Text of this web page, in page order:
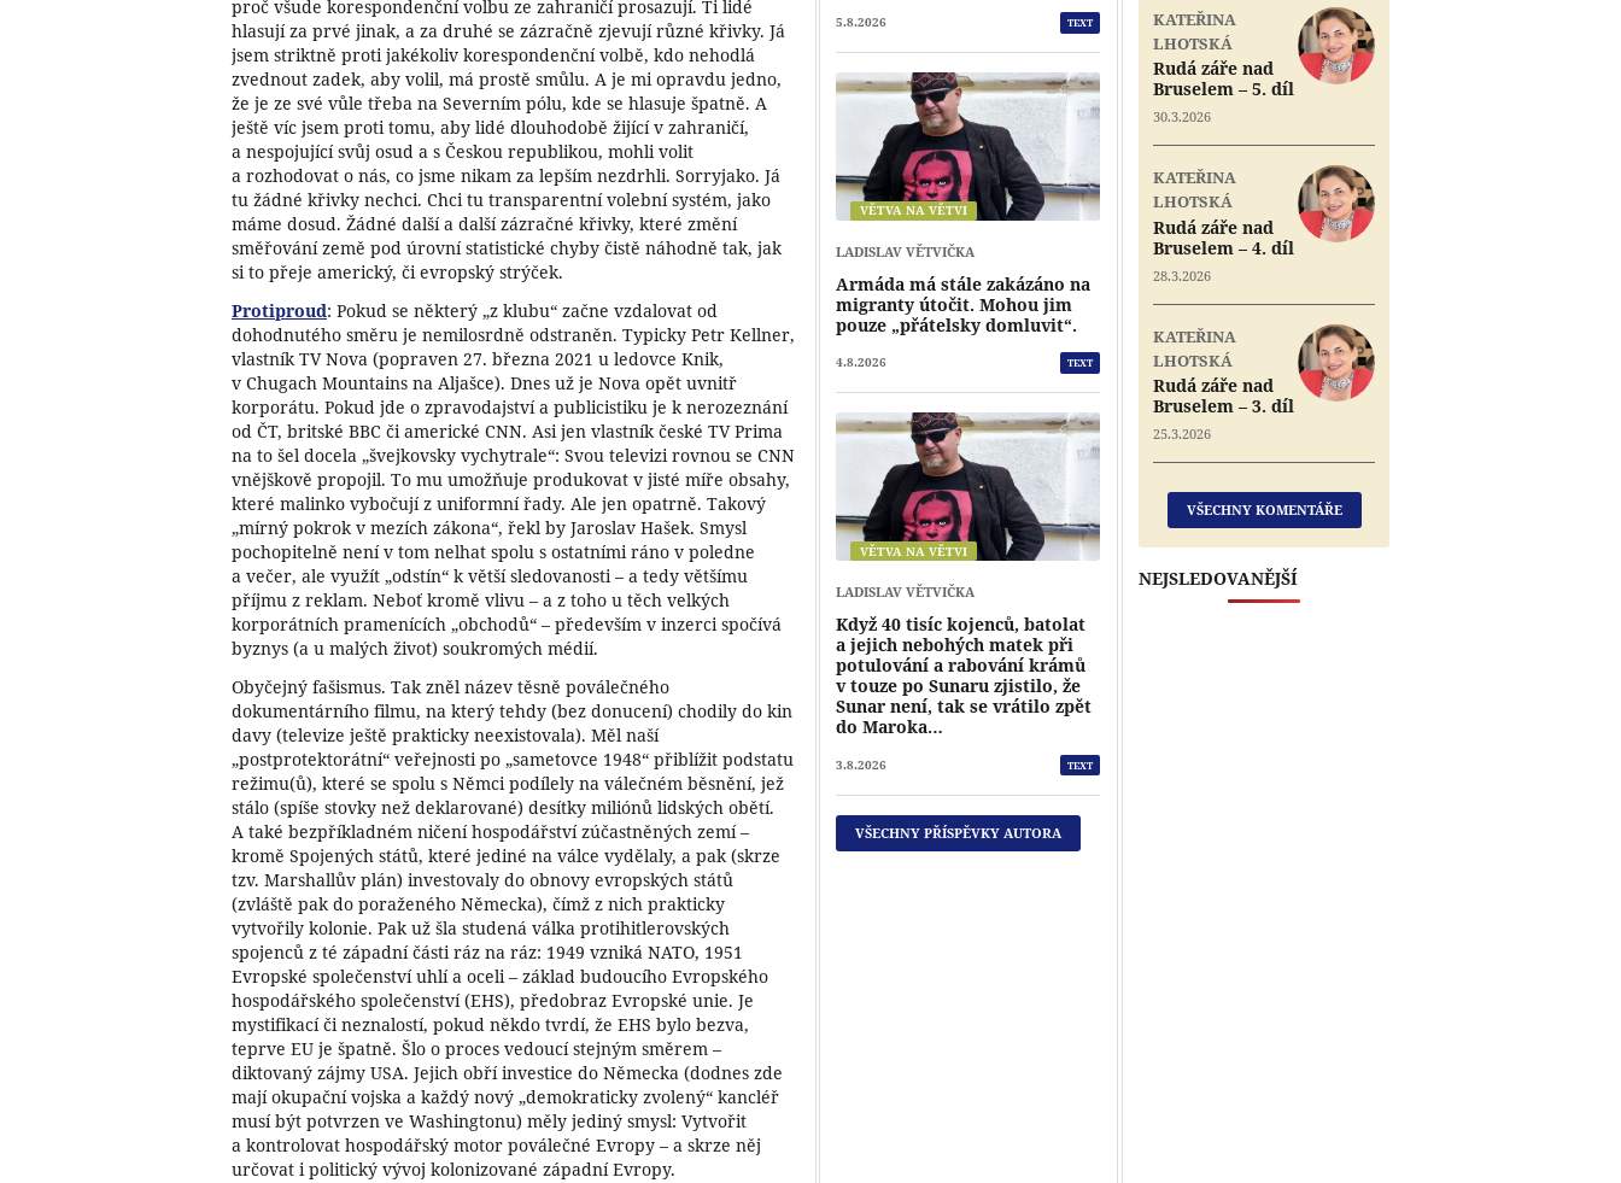
proč všude korespondenční volbu ze zahraničí prosazují. Ti lidé
hlasují za prvé jinak, a za druhé se zázračně zjevují různé křivky. Já
jsem striktně proti jakékoliv korespondenční volbě, kdo nehodlá
zvednout zadek, aby volil, má prostě smůlu. A je mi opravdu jedno,
že je ze své vůle třeba na Severním pólu, kde se hlasuje špatně. A
ještě víc jsem proti tomu, aby lidé dlouhodobě žijící v zahraničí,
a nespojující svůj osud a s Českou republikou, mohli volit
a rozhodovat o nás, co jsme nikam za lepším nezdrhli. Sorryjako. Já
tu žádné křivky nechci. Chci tu transparentní volební systém, jako
máme dosud. Žádné další a další zázračné křivky, které změní
směřování země pod úrovní statistické chyby čistě náhodně tak, jak
si to přeje americký, či evropský strýček.
Protiproud: Pokud se některý „z klubu“ začne vzdalovat od
dohodnutého směru je nemilosrdně odstraněn. Typicky Petr Kellner,
vlastník TV Nova (popraven 27. března 2021 u ledovce Knik,
v Chugach Mountains na Aljašce). Dnes už je Nova opět uvnitř
korporátu. Pokud jde o zpravodajství a publicistiku je k nerozeznání
od ČT, britské BBC či americké CNN. Asi jen vlastník české TV Prima
na to šel docela „švejkovsky vychytrale“: Svou televizi rovnou se CNN
vnějškově propojil. To mu umožňuje produkovat v jisté míře obsahy,
které malinko vybočují z uniformní řady. Ale jen opatrně. Takový
„mírný pokrok v mezích zákona“, řekl by Jaroslav Hašek. Smysl
pochopitelně není v tom nelhat spolu s ostatními ráno v poledne
a večer, ale využít „odstín“ k větší sledovanosti – a tedy většímu
příjmu z reklam. Neboť kromě vlivu – a z toho u těch velkých
korporátních pramenících „obchodů“ – především v inzerci spočívá
byznys (a u malých život) soukromých médií.
Obyčejný fašismus. Tak zněl název těsně poválečného
dokumentárního filmu, na který tehdy (bez donucení) chodily do kin
davy (televize ještě prakticky neexistovala). Měl naší
„postprotektorátní“ veřejnosti po „sametovce 1948“ přiblížit podstatu
režimu(ů), které se spolu s Němci podílely na válečném běsnění, jež
stálo (spíše stovky než deklarované) desítky miliónů lidských obětí.
A také bezpříkladném ničení hospodářství zúčastněných zemí –
kromě Spojených států, které jediné na válce vydělaly, a pak (skrze
tzv. Marshallův plán) investovaly do obnovy evropských států
(zvláště pak do poraženého Německa), čímž z nich prakticky
vytvořily kolonie. Pak už šla studená válka protihitlerovských
spojenců z té západní části ráz na ráz: 1949 vzniká NATO, 1951
Evropské společenství uhlí a oceli – základ budoucího Evropského
hospodářského společenství (EHS), předobraz Evropské unie. Je
mystifikací či neznalostí, pokud někdo tvrdí, že EHS bylo bezva,
teprve EU je špatně. Šlo o proces vedoucí stejným směrem –
diktovaný zájmy USA. Jejich obří investice do Německa (dodnes zde
mají okupační vojska a každý nový „demokraticky zvolený“ kancléř
musí být potvrzen ve Washingtonu) měly jediný smysl: Vytvořit
a kontrolovat hospodářský motor poválečné Evropy – a skrze něj
určovat i politický vývoj kolonizované západní Evropy.
5.8.2026 TEXT
VĚTVA NA VĚTVI
LADISLAV VĚTVIČKA
Armáda má stále zakázáno na
migranty útočit. Mohou jim
pouze „přátelsky domluvit“.
4.8.2026 TEXT
VĚTVA NA VĚTVI
LADISLAV VĚTVIČKA
Když 40 tisíc kojenců, batolat
a jejich nebohých matek při
potulování a rabování krámů
v touze po Sunaru zjistilo, že
Sunar není, tak se vrátilo zpět
do Maroka…
3.8.2026 TEXT
VŠECHNY PŘÍSPĚVKY AUTORA
KATEŘINA
LHOTSKÁ
Rudá záře nad
Bruselem – 5. díl
30.3.2026
KATEŘINA
LHOTSKÁ
Rudá záře nad
Bruselem – 4. díl
28.3.2026
KATEŘINA
LHOTSKÁ
Rudá záře nad
Bruselem – 3. díl
25.3.2026
VŠECHNY KOMENTÁŘE
NEJSLEDOVANĚJŠÍ